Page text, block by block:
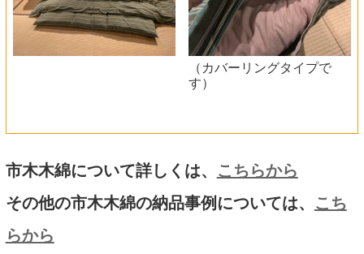
（カバーリングタイプで
す）
市木木綿について詳しくは、
こちらから
その他の市木木綿の納品事例については、
こち
らから